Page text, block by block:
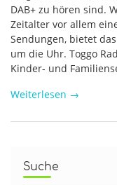
DAB+ zu hören sind.
Zeitalter vor allem
Sendungen, bietet
um die Uhr. Toggo
Kinder- und
Weiterlesen →
Suche